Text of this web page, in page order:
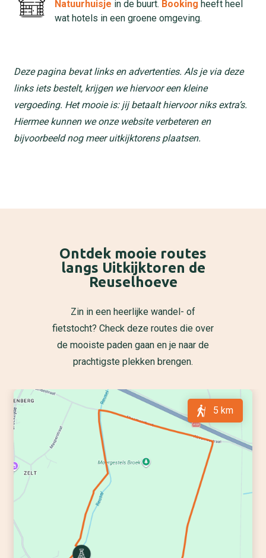
Natuurhuisje in de buurt. Booking heeft heel
wat hotels in een groene omgeving.
Deze pagina bevat links en advertenties. Als je via deze
links iets bestelt, krijgen we hiervoor een kleine
vergoeding. Het mooie is: jij betaalt hiervoor niks extra’s.
Hiermee kunnen we onze website verbeteren en
bijvoorbeeld nog meer uitkijktorens plaatsen.
Ontdek mooie routes
langs Uitkijktoren de
Reuselhoeve
Zin in een heerlijke wandel- of
fietstocht? Check deze routes die over
de mooiste paden gaan en je naar de
prachtigste plekken brengen.
5 km